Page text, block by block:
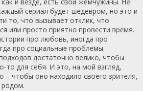
сериал будет шедевром, но это и
то, что вызывает отклик, что
или просто приятно провести время.
про любовь, иногда про
про социальные проблемы.
достаточно велико, чтобы
то для себя. И это, на мой взгляд,
– чтобы оно находило своего зрителя,